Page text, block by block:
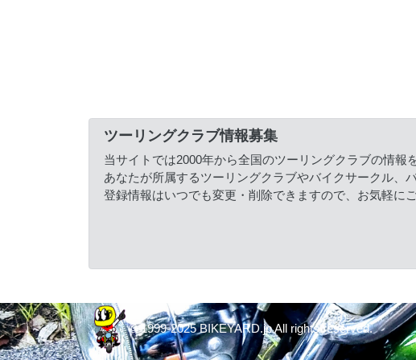
ツーリングクラブ情報募集
当サイトでは2000年から全国のツーリングクラブの情報
あなたが所属するツーリングクラブやバイクサークル、
登録情報はいつでも変更・削除できますので、お気軽に
© 1999-2025 BIKEYARD.jp All rights reserved.